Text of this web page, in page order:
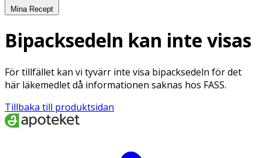
Mina Recept
Bipacksedeln kan inte visas
För tillfället kan vi tyvärr inte visa bipacksedeln för det
här läkemedlet då informationen saknas hos FASS.
Tillbaka till produktsidan